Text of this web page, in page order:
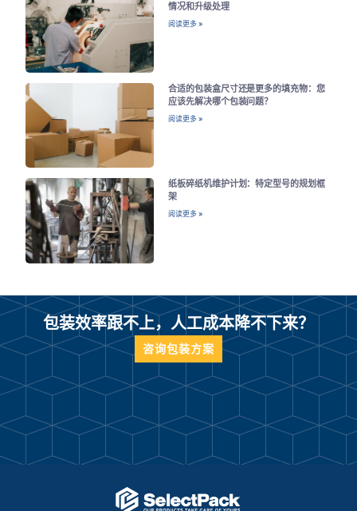
情况和升级处理
阅读更多 »
合适的包装盒尺寸还是更多的填充物：您
应该先解决哪个包装问题？
阅读更多 »
纸板碎纸机维护计划：特定型号的规划框
架
阅读更多 »
包装效率跟不上，人工成本降不下来？
咨询包装方案